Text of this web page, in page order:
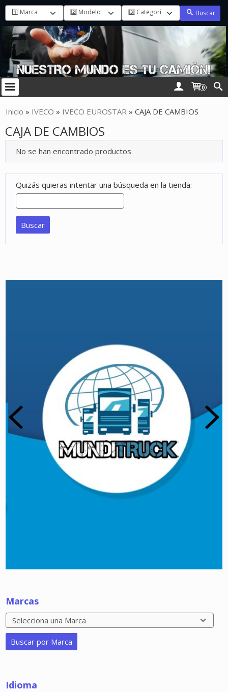
Buscar
0
Marcas
Idioma
Inicio » IVECO » IVECO EUROSTAR » CAJA DE CAMBIOS
CAJA DE CAMBIOS
No se han encontrado productos
Quizás quieras intentar una búsqueda en la tienda: